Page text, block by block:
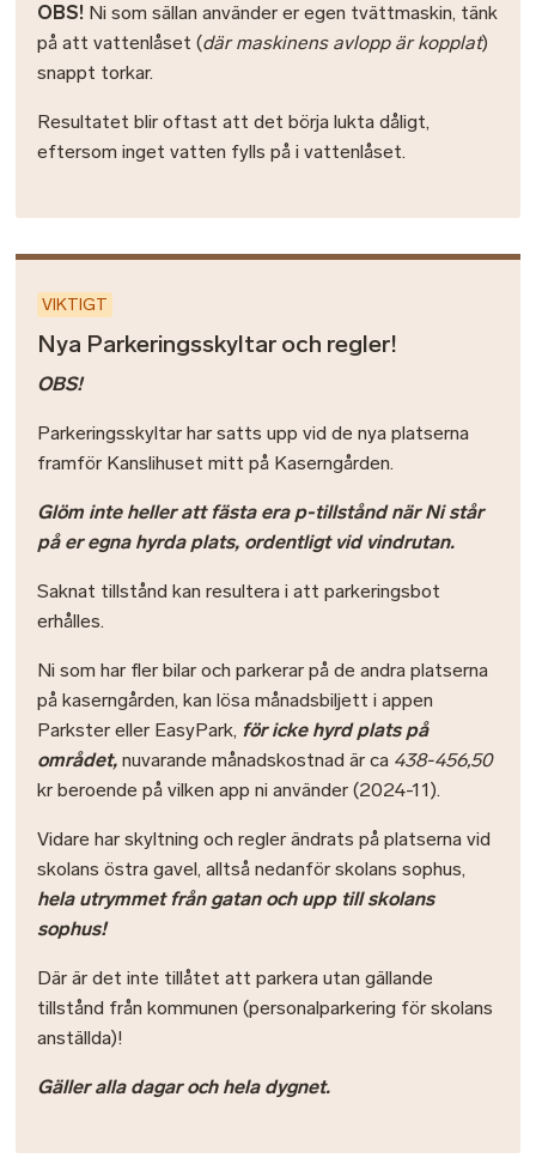
OBS! Ni som sällan använder er egen tvättmaskin, tänk
på att vattenlåset (där maskinens avlopp är kopplat)
snappt torkar.
Resultatet blir oftast att det börja lukta dåligt,
eftersom inget vatten fylls på i vattenlåset.
VIKTIGT
Nya Parkeringsskyltar och regler!
OBS!
Parkeringsskyltar har satts upp vid de nya platserna
framför Kanslihuset mitt på Kaserngården.
Glöm inte heller att fästa era p-tillstånd när Ni står
på er egna hyrda plats, ordentligt vid vindrutan.
Saknat tillstånd kan resultera i att parkeringsbot
erhålles.
Ni som har fler bilar och parkerar på de andra platserna
på kaserngården, kan lösa månadsbiljett i appen
Parkster eller EasyPark, för icke hyrd plats på
området, nuvarande månadskostnad är ca 438-456,50
kr beroende på vilken app ni använder (2024-11).
Vidare har skyltning och regler ändrats på platserna vid
skolans östra gavel, alltså nedanför skolans sophus,
hela utrymmet från gatan och upp till skolans
sophus!
Där är det inte tillåtet att parkera utan gällande
tillstånd från kommunen (personalparkering för skolans
anställda)!
Gäller alla dagar och hela dygnet.